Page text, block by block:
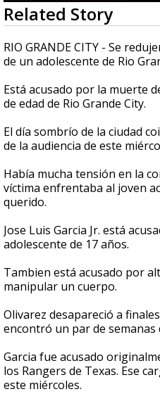
0
seconds
of
2
minutes,
11
Related Story
RIO GRANDE CITY - Se
de un adolescente de Rio
Está acusado por la muerte
de edad de Rio Grande City.
El día sombrío de la ciudad
de la audiencia de este
Había mucha tensión en la
víctima enfrentaba al joven
querido.
Jose Luis Garcia Jr. está
adolescente de 17 años.
Tambien está acusado por
manipular un cuerpo.
Olivarez desapareció a
encontró un par de semanas
Garcia fue acusado
los Rangers de Texas. Ese
este miércoles.